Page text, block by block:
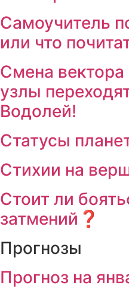
Самоучитель
или что
Смена
узлы
Водолей!
Статусы
Стихии на
Стоит ли
затмений❓
Прогнозы
Прогноз на